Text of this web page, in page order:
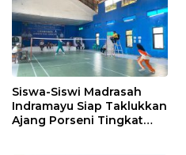
Siswa-Siswi Madrasah
Indramayu Siap Taklukkan
Ajang Porseni Tingkat